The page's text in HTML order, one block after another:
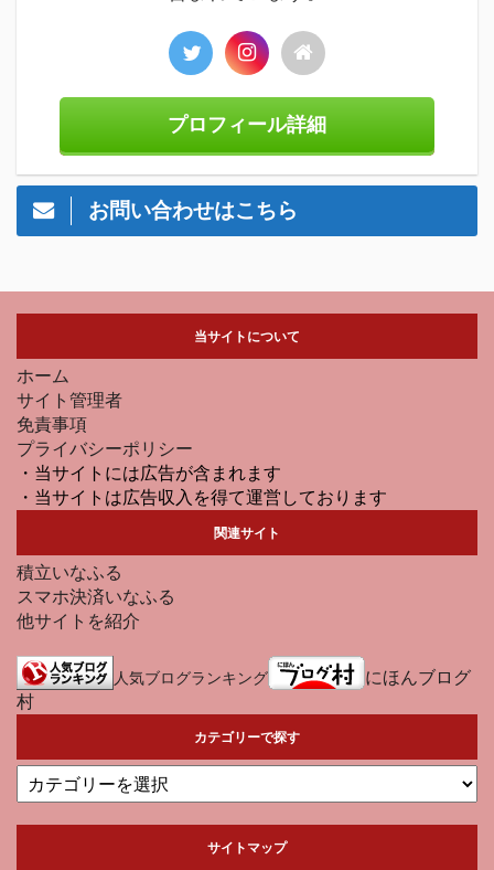
プロフィール詳細
お問い合わせはこちら
当サイトについて
ホーム
サイト管理者
免責事項
プライバシーポリシー
・当サイトには広告が含まれます
・当サイトは広告収入を得て運営しております
関連サイト
積立いなふる
スマホ決済いなふる
他サイトを紹介
人気ブログランキング
にほんブログ
村
カテゴリーで探す
サイトマップ